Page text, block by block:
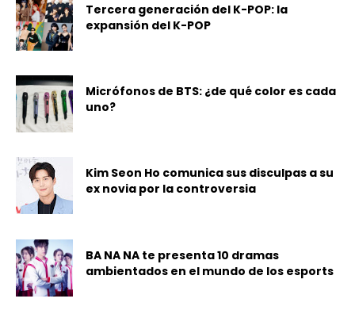
Tercera generación del K-POP: la
expansión del K-POP
Micrófonos de BTS: ¿de qué color es cada
uno?
Kim Seon Ho comunica sus disculpas a su
ex novia por la controversia
BA NA NA te presenta 10 dramas
ambientados en el mundo de los esports